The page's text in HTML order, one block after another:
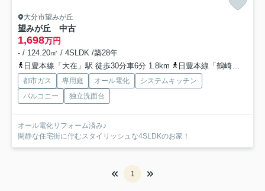
大分市望みが丘
望みが丘 中古
1,698万円
- / 124.20㎡ / 4SLDK /築28年
日豊本線「大在」駅 徒歩30分車6分 1.8km
日豊本線「鶴崎」駅 徒歩55分車10分 3.8km
都市ガス 専用庭 オール電化
システムキッチン
バルコニー
独立洗面台
オール電化リフォーム済み♪
閑静な住宅街に佇むスタイリッシュな4SLDKのお家！
1